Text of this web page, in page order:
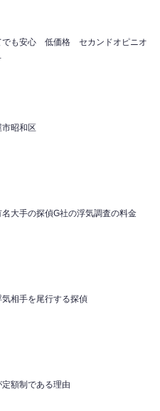
も安心 低価格 セカンドオピニオ
昭和区
大手の探偵G社の浮気調査の料金
相手を尾行する探偵
額制である理由